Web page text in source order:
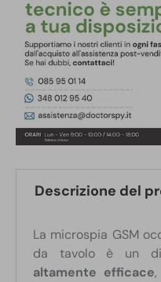
Descrizione del
La microspia GSM
da tavolo è un
altamente efficace